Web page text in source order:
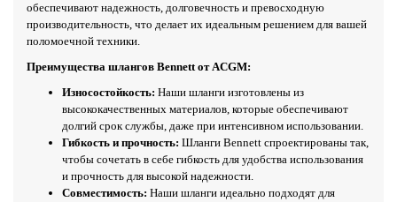
обеспечивают надежность, долговечность и превосходную
производительность, что делает их идеальным решением для вашей
поломоечной техники.
Преимущества шлангов Bennett от ACGM:
Износостойкость: Наши шланги изготовлены из
высококачественных материалов, которые обеспечивают
долгий срок службы, даже при интенсивном использовании.
Гибкость и прочность: Шланги Bennett спроектированы так,
чтобы сочетать в себе гибкость для удобства использования
и прочность для высокой надежности.
Совместимость: Наши шланги идеально подходят для